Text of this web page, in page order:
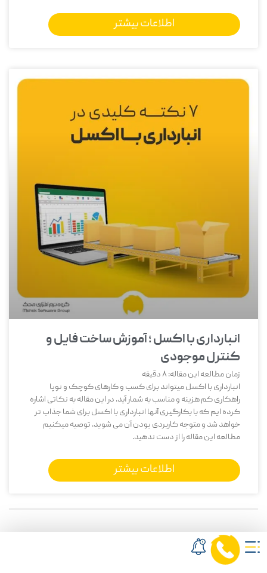
اطلاعات بیشتر
انبارداری با اکسل ؛ آموزش ساخت فایل و
کنترل موجودی
زمان مطالعه این مقاله:8دقیقه
انبارداری با اکسل میتواند برای کسب و کارهای کوچک و نوپا
راهکاری کم هزینه و مناسب به شمار آید. در این مقاله به نکاتی اشاره
کرده ایم که با بکارگیری آنها انبارداری با اکسل برای شما جذاب تر
خواهد شد و متوجه کاربردی یودن آن می شوید. توصیه میکنیم
مطالعه این مقاله را از دست ندهید.
اطلاعات بیشتر